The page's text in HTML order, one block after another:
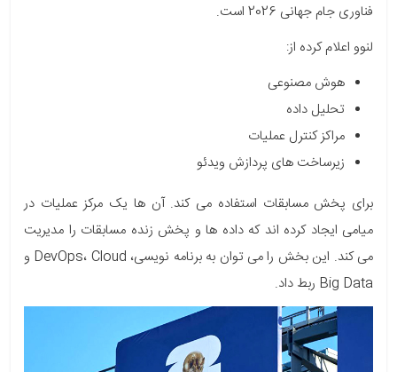
فناوری جام جهانی 2026 است.
لنوو اعلام کرده از:
هوش مصنوعی
تحلیل داده
مراکز کنترل عملیات
زیرساخت های پردازش ویدئو
برای پخش مسابقات استفاده می کند. آن ها یک مرکز عملیات در
میامی ایجاد کرده اند که داده ها و پخش زنده مسابقات را مدیریت
می کند. این بخش را می توان به برنامه نویسی، DevOps، Cloud و
Big Data ربط داد.